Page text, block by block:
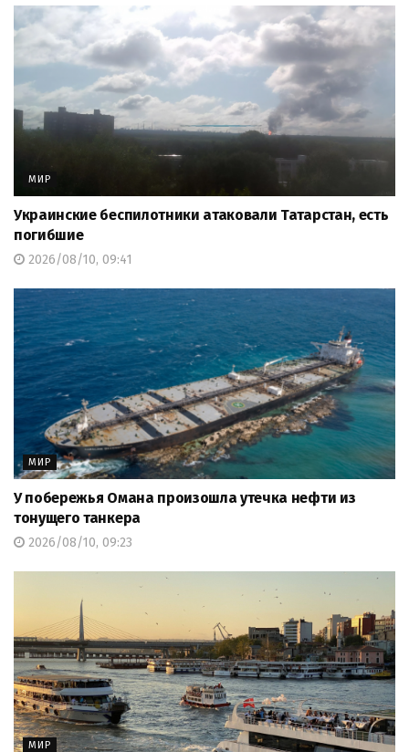
МИР
Украинские беспилотники атаковали Татарстан, есть
погибшие
2026/08/10, 09:41
МИР
У побережья Омана произошла утечка нефти из
тонущего танкера
2026/08/10, 09:23
МИР